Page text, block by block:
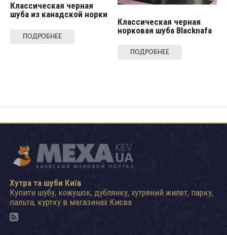
Классическая черная
шуба из канадской норки
ПОДРОБНЕЕ
Классическая черная
норковая шуба Blacknafa
ПОДРОБНЕЕ
Хутра та шуби Київ
Купити шубу, кожушок, дублянку, хутряний жилет, парку,
пальта, куртку в магазинах Києва